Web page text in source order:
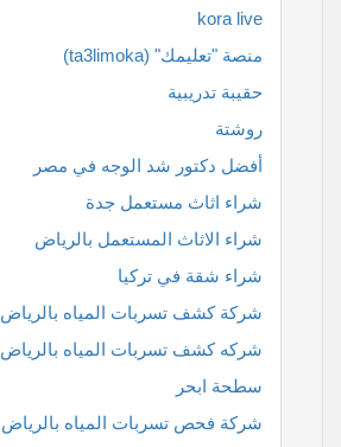
kora live
منصة "تعليمك" (ta3limoka)
حقيبة تدريبية
روشتة
أفضل دكتور شد الوجه في مصر
شراء اثاث مستعمل جدة
شراء الاثاث المستعمل بالرياض
شراء شقة في تركيا
شركة كشف تسربات المياه بالرياض
شركه كشف تسربات المياه بالرياض
سطحة ابحر
شركة فحص تسربات المياه بالرياض